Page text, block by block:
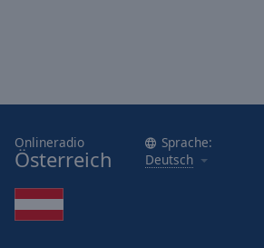
Onlineradio
Österreich
Sprache:
Deutsch